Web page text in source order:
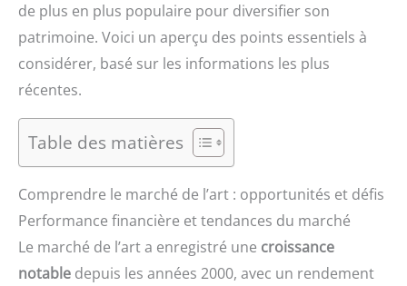
de plus en plus populaire pour diversifier son
patrimoine. Voici un aperçu des points essentiels à
considérer, basé sur les informations les plus
récentes.
Table des matières
Comprendre le marché de l’art : opportunités et défis
Performance financière et tendances du marché
Le marché de l’art a enregistré une croissance
notable depuis les années 2000, avec un rendement